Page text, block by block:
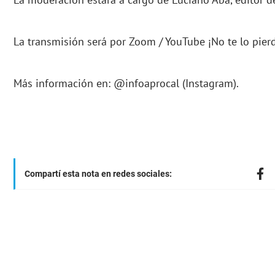
La transmisión será por Zoom / YouTube ¡No te lo
Más información en: @infoaprocal (Instagram).
Compartí esta nota en redes sociales: